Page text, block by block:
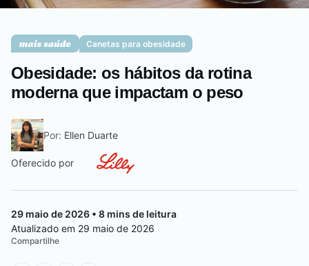
Saúde do homem
Canetas para obesidade
Obesidade: os hábitos da rotina
moderna que impactam o peso
Por: Ellen Duarte
Oferecido por
29 maio de 2026 • 8 mins de leitura
Atualizado em 29 maio de 2026
Compartilhe